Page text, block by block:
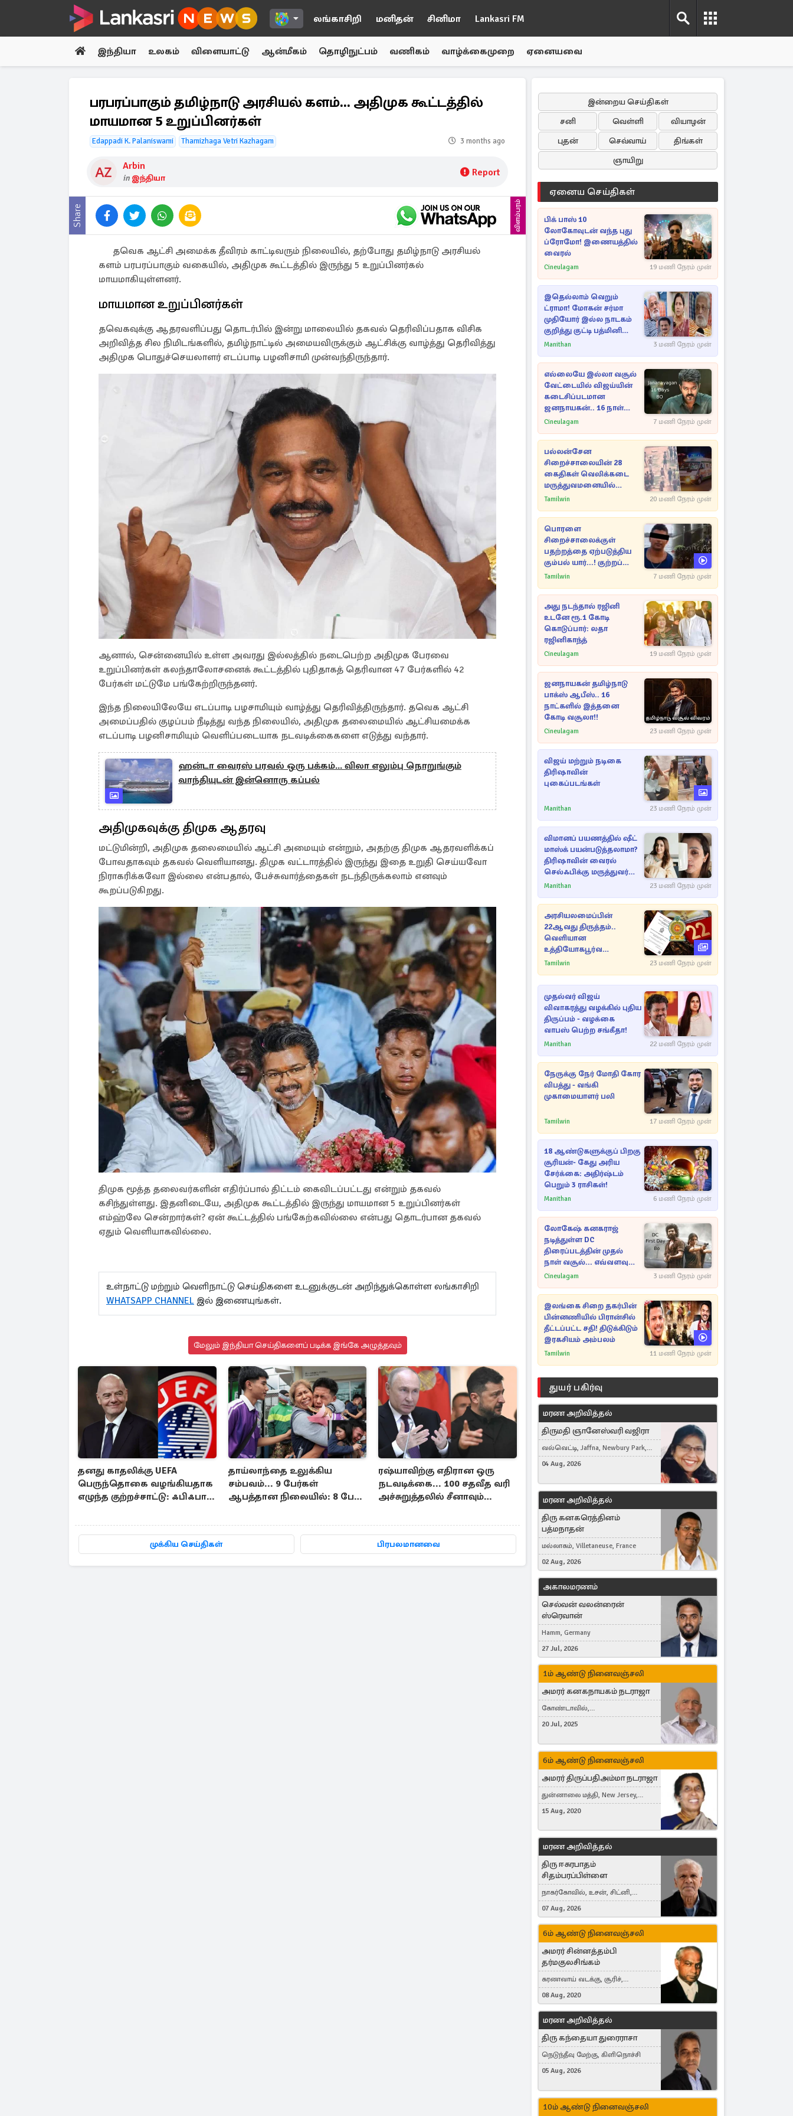
லங்காசிறி மனிதன் சினிமா Lankasri FM
இந்தியா உலகம் விளையாட்டு ஆன்மீகம் தொழிநுட்பம் வணிகம் வாழ்க்கைமுறை ஏனையவை
பரபரப்பாகும் தமிழ்நாடு அரசியல் களம்... அதிமுக கூட்டத்தில்
மாயமான 5 உறுப்பினர்கள்
Edappadi K. Palaniswami Thamizhaga Vetri Kazhagam 3 months ago
Arbin
in இந்தியா Report
Share விளம்பரம்
தவெக ஆட்சி அமைக்க தீவிரம் காட்டிவரும் நிலையில், தற்போது தமிழ்நாடு அரசியல்
களம் பரபரப்பாகும் வகையில், அதிமுக கூட்டத்தில் இருந்து 5 உறுப்பினர்கல்
மாயமாகியுள்ளனர்.
மாயமான உறுப்பினர்கள்
தவெகவுக்கு ஆதரவளிப்பது தொடர்பில் இன்று மாலையில் தகவல் தெரிவிப்பதாக விசிக
அறிவித்த சில நிமிடங்களில், தமிழ்நாட்டில் அமையவிருக்கும் ஆட்சிக்கு வாழ்த்து தெரிவித்து
அதிமுக பொதுச்செயலாளர் எடப்பாடி பழனிசாமி முன்வந்திருந்தார்.
ஆனால், சென்னையில் உள்ள அவரது இல்லத்தில் நடைபெற்ற அதிமுக பேரவை
உறுப்பினர்கள் கலந்தாலோசனைக் கூட்டத்தில் புதிதாகத் தெரிவான 47 பேர்களில் 42
பேர்கள் மட்டுமே பங்கேற்றிருந்தனர்.
இந்த நிலையிலேயே எடப்பாடி பழசாமியும் வாழ்த்து தெரிவித்திருந்தார். தவெக ஆட்சி
அமைப்பதில் குழப்பம் நீடித்து வந்த நிலையில், அதிமுக தலைமையில் ஆட்சியமைக்க
எடப்பாடி பழனிசாமியும் வெளிப்படையாக நடவடிக்கைகளை எடுத்து வந்தார்.
ஹன்டா வைரஸ் பரவல் ஒரு பக்கம்... விலா எலும்பு நொறுங்கும்
வாந்தியுடன் இன்னொரு கப்பல்
அதிமுகவுக்கு திமுக ஆதரவு
மட்டுமின்றி, அதிமுக தலைமையில் ஆட்சி அமையும் என்றும், அதற்கு திமுக ஆதரவளிக்கப்
போவதாகவும் தகவல் வெளியானது. திமுக வட்டாரத்தில் இருந்து இதை உறுதி செய்யவோ
நிராகரிக்கவோ இல்லை என்பதால், பேச்சுவார்த்தைகள் நடந்திருக்கலாம் எனவும்
கூறப்படுகிறது.
திமுக மூத்த தலைவர்களின் எதிர்ப்பால் திட்டம் கைவிடப்பட்டது என்றும் தகவல்
கசிந்துள்ளது. இதனிடையே, அதிமுக கூட்டத்தில் இருந்து மாயமான 5 உறுப்பினர்கள்
எம்ஹ்லே சென்றார்கள்? ஏன் கூட்டத்தில் பங்கேற்கவில்லை என்பது தொடர்பான தகவல்
ஏதும் வெளியாகவில்லை.
உள்நாட்டு மற்றும் வெளிநாட்டு செய்திகளை உடனுக்குடன் அறிந்துக்கொள்ள லங்காசிறி
WHATSAPP CHANNEL இல் இணையுங்கள்.
மேலும் இந்தியா செய்திகளைப் படிக்க இங்கே அழுத்தவும்
தனது காதலிக்கு UEFA
பெருந்தொகை வழங்கியதாக
எழுந்த குற்றச்சாட்டு: ஃபிஃபா
தாய்லாந்தை உலுக்கிய
சம்பவம்... 9 பேர்கள்
ஆபத்தான நிலையில்: 8 பேர்
ரஷ்யாவிற்கு எதிரான ஒரு
நடவடிக்கை... 100 சதவீத வரி
அச்சுறுத்தலில் சீனாவும்
முக்கிய செய்திகள் பிரபலமானவை
இன்றைய செய்திகள்
சனி
வெள்ளி
வியாழன்
புதன்
செவ்வாய்
திங்கள்
ஞாயிறு
ஏனைய செய்திகள்
பிக் பாஸ் 10
லோகோவுடன் வந்த புது
ப்ரோமோ! இணையத்தில்
வைரல்
Cineulagam 19 மணி நேரம் முன்
இதெல்லாம் வெறும்
ட்ராமா! மோகன் சர்மா
முதியோர் இல்ல நாடகம்
குறித்து குட்டி பத்மினி
பரபரப்பு பேட்டி
Manithan 3 மணி நேரம் முன்
எல்லையே இல்லா வசூல்
வேட்டையில் விஜய்யின்
கடைசிப்படமான
ஜனநாயகன்.. 16 நாள்
பாக்ஸ் ஆபிஸ்
Cineulagam 7 மணி நேரம் முன்
பல்லன்சேன
சிறைச்சாலையின் 28
கைதிகள் வெலிக்கடை
மருத்துவமனையில்
அனுமதி
Tamilwin 20 மணி நேரம் முன்
பொரளை
சிறைச்சாலைக்குள்
பதற்றத்தை ஏற்படுத்திய
கும்பல் யார்...! குற்றப்
பின்னணி தொடர்பில்
Tamilwin 7 மணி நேரம் முன்
அது நடந்தால் ரஜினி
உடனே ரூ.1 கோடி
கொடுப்பார்: லதா
ரஜினிகாந்த்
Cineulagam 19 மணி நேரம் முன்
ஜனநாயகன் தமிழ்நாடு
பாக்ஸ் ஆபீஸ்.. 16
நாட்களில் இத்தனை
கோடி வசூலா!!
Cineulagam 23 மணி நேரம் முன்
விஜய் மற்றும் நடிகை
திரிஷாவின்
புகைப்படங்கள்
Manithan 23 மணி நேரம் முன்
விமானப் பயணத்தில் ஷீட்
மாஸ்க் பயன்படுத்தலாமா?
திரிஷாவின் வைரல்
செல்ஃபிக்கு மருத்துவர்
விளக்கம்
Manithan 23 மணி நேரம் முன்
அரசியலமைப்பின்
22ஆவது திருத்தம்..
வெளியான
உத்தியோகபூர்வ
அறிவிப்பு!
Tamilwin 23 மணி நேரம் முன்
முதல்வர் விஜய்
விவாகரத்து வழக்கில் புதிய
திருப்பம் - வழக்கை
வாபஸ் பெற்ற சங்கீதா!
Manithan 22 மணி நேரம் முன்
நேருக்கு நேர் மோதி கோர
விபத்து - வங்கி
முகாமையாளர் பலி
Tamilwin 17 மணி நேரம் முன்
18 ஆண்டுகளுக்குப் பிறகு
சூரியன்- கேது அரிய
சேர்க்கை: அதிர்ஷ்டம்
பெறும் 3 ராசிகள்!
Manithan 6 மணி நேரம் முன்
லோகேஷ் கனகராஜ்
நடித்துள்ள DC
திரைப்படத்தின் முதல்
நாள் வசூல்... எவ்வளவு
தெரியுமா?
Cineulagam 3 மணி நேரம் முன்
இலங்கை சிறை தகர்பின்
பின்னணியில் பிரான்சில்
தீட்டப்பட்ட சதி! திடுக்கிடும்
இரகசியம் அம்பலம்
Tamilwin 11 மணி நேரம் முன்
துயர் பகிர்வு
மரண அறிவித்தல்
திருமதி ஞானேஸ்வரி வஜிரா
வல்வெட்டி, Jaffna, Newbury Park,
United Kingdom
04 Aug, 2026
மரண அறிவித்தல்
திரு கனகரெத்தினம்
பத்மநாதன்
மல்லாகம், Villetaneuse, France
02 Aug, 2026
அகாலமரணம்
செல்வன் வலன்ரைன்
ஸ்ரெவான்
Hamm, Germany
27 Jul, 2026
1ம் ஆண்டு நினைவஞ்சலி
அமரர் கனகநாயகம் நடராஜா
கோண்டாவில்,
புன்னாலைக்கட்டுவன், சவுதி
Germany, Brampton, Canada
20 Jul, 2025
6ம் ஆண்டு நினைவஞ்சலி
அமரர் திருப்பதிஅம்மா நடராஜா
துன்னாலை மத்தி, New Jersey,
United States, Toronto, Canada
15 Aug, 2020
மரண அறிவித்தல்
திரு ஈசுரபாதம்
சிதம்பரப்பிள்ளை
நாகர்கோவில், உசன், சிட்னி,
Australia
07 Aug, 2026
6ம் ஆண்டு நினைவஞ்சலி
அமரர் சின்னத்தம்பி
தர்மகுலசிங்கம்
கரணவாய் வடக்கு, சூரிச்,
Switzerland
08 Aug, 2020
மரண அறிவித்தல்
திரு கந்தையா துரைராசா
நெடுந்தீவு மேற்கு, கிளிநொச்சி
05 Aug, 2026
10ம் ஆண்டு நினைவஞ்சலி